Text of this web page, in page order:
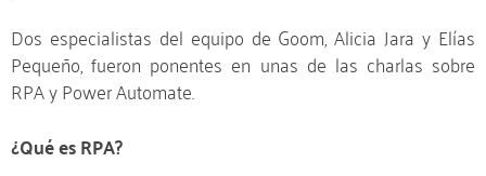
Dos especialistas del equipo de Goom, Alicia Jara y Elías
Pequeño, fueron ponentes en unas de las charlas sobre
RPA y Power Automate.
¿Qué esRPA?